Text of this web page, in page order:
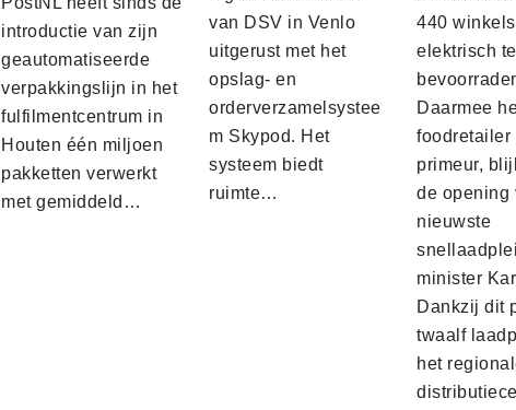
introductie van zijn
geautomatiseerde
verpakkingslijn in het
fulfilmentcentrum in
Houten één miljoen
pakketten verwerkt
met gemiddeld…
van DSV in Venlo
uitgerust met het
opslag- en
orderverzamelsystee
m Skypod. Het
systeem biedt
ruimte…
440 winkels
elektrisch te
Daarmee
foodretailer
primeur,
de opening
nieuwste
minister
Dankzij dit
twaalf
het